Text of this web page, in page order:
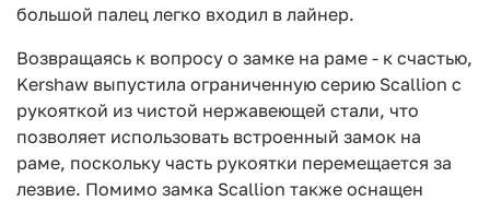
большой палец легко входил в лайнер.
Возвращаясь к вопросу о замке на раме - к счастью,
Kershaw выпустила ограниченную серию Scallion с
рукояткой из чистой нержавеющей стали, что
позволяет использовать встроенный замок на
раме, поскольку часть рукоятки перемещается за
лезвие. Помимо замка Scallion также оснащен